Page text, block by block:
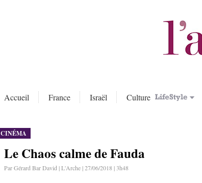
Accueil France Israël Culture
CINÉMA
Le Chaos calme de Fauda
Par Gérard Bar David | L'Arche | 27/06/2018 | 3h48